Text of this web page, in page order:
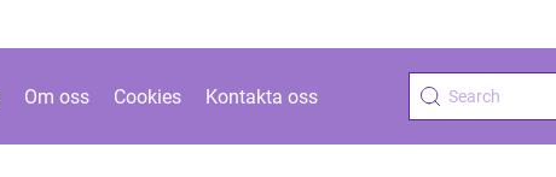
Om oss Cookies Kontakta oss